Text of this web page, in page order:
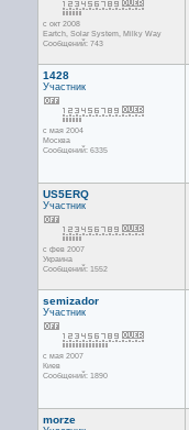
с окт 2008
Eartch, Solar System, Milky Way
Сообщений: 743
1428
Участник
с мая 2004
Москва
Сообщений: 6335
US5ERQ
Участник
с фев 2007
Украина
Сообщений: 1552
semizador
Участник
с мая 2007
Киев
Сообщений: 1890
morze